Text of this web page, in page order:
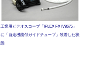
工業用ビデオスコープ「IPLEX FX IV8675」
に「自走機能付ガイドチューブ」装着した状
態